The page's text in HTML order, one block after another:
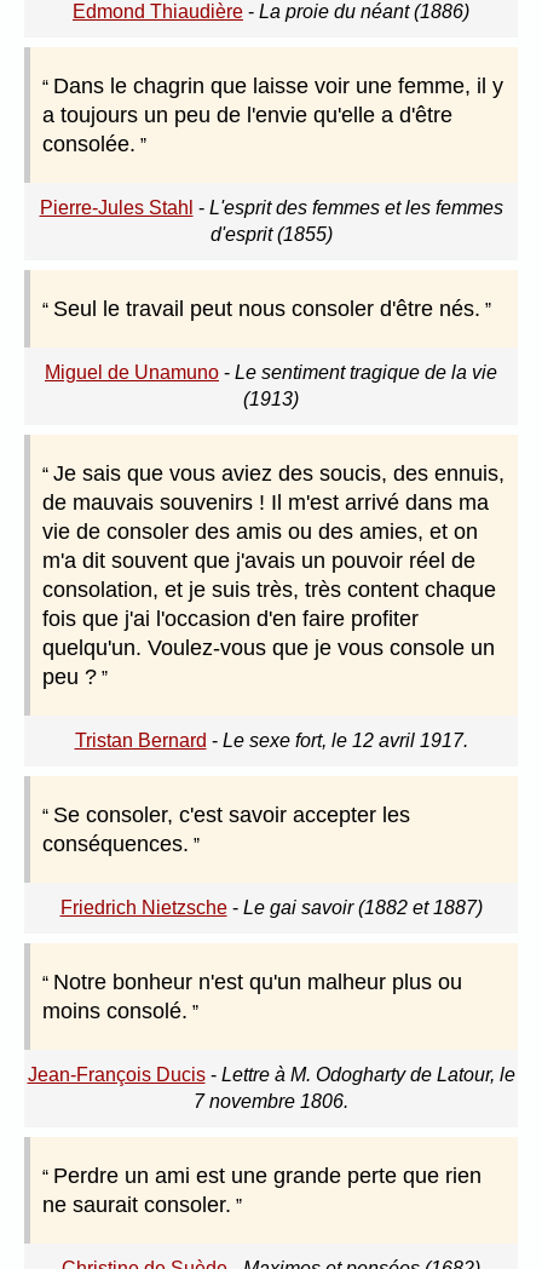
Edmond Thiaudière - La proie du néant (1886)
Dans le chagrin que laisse voir une femme, il y
a toujours un peu de l'envie qu'elle a d'être
consolée.
Pierre-Jules Stahl - L'esprit des femmes et les femmes
d'esprit (1855)
Seul le travail peut nous consoler d'être nés.
Miguel de Unamuno - Le sentiment tragique de la vie
(1913)
Je sais que vous aviez des soucis, des ennuis,
de mauvais souvenirs ! Il m'est arrivé dans ma
vie de consoler des amis ou des amies, et on
m'a dit souvent que j'avais un pouvoir réel de
consolation, et je suis très, très content chaque
fois que j'ai l'occasion d'en faire profiter
quelqu'un. Voulez-vous que je vous console un
peu ?
Tristan Bernard - Le sexe fort, le 12 avril 1917.
Se consoler, c'est savoir accepter les
conséquences.
Friedrich Nietzsche- Le gai savoir (1882 et 1887)
Notre bonheur n'est qu'un malheur plus ou
moins consolé.
Jean-François Ducis- Lettre à M. Odogharty de Latour, le
7 novembre 1806.
Perdre un ami est une grande perte que rien
ne saurait consoler.